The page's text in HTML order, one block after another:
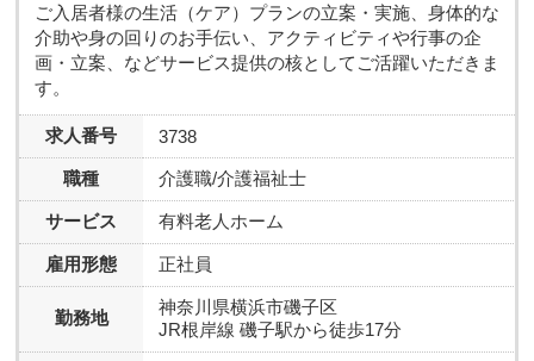
ご入居者様の生活（ケア）プランの立案・実施、身体的な
介助や身の回りのお手伝い、アクティビティや行事の企
画・立案、などサービス提供の核としてご活躍いただきま
す。
求人番号 3738
職種 介護職/介護福祉士
サービス 有料老人ホーム
雇用形態 正社員
勤務地
神奈川県横浜市磯子区
JR根岸線 磯子駅から徒歩17分